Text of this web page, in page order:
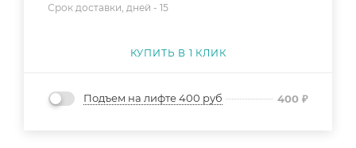
Срок доставки, дней - 15
КУПИТЬ В 1 КЛИК
Подъем на лифте 400 руб 400 ₽